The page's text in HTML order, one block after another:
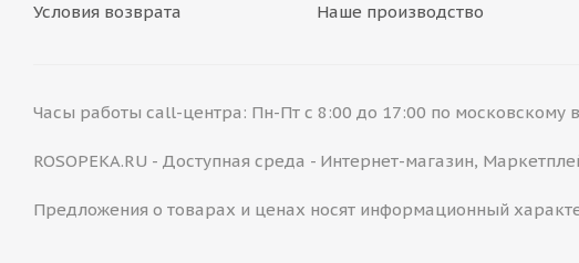
Условия возврата
Наше производство
Часы работы call-центра: Пн-Пт с 8:00 до 17:00 по московскому
ROSOPEKA.RU - Доступная среда - Интернет-магазин,
Предложения о товарах и ценах носят информационный